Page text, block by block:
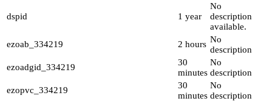
dspid 1 year
No
description
available.
ezoab_334219
2 hours No
description
ezoadgid_334219
30
minutes
No
description
ezopvc_334219
30
minutes
No
description